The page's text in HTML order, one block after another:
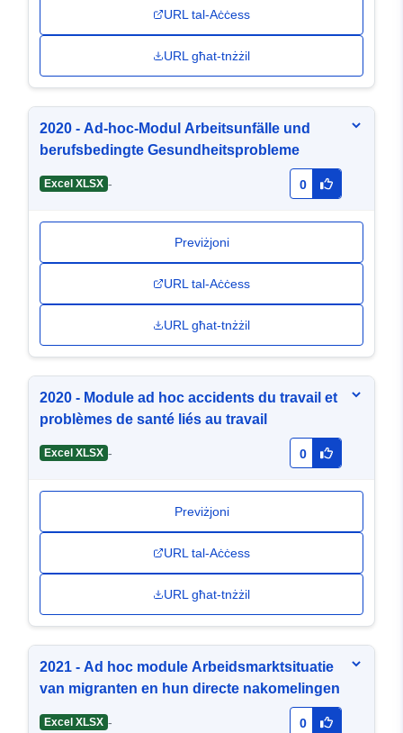
URL tal-Aċċess
URL għat-tnżżil
2020 - Ad-hoc-Modul Arbeitsunfälle und
berufsbedingte Gesundheitsprobleme
Excel XLSX - 0
Previżjoni
URL tal-Aċċess
URL għat-tnżżil
2020 - Module ad hoc accidents du travail et
problèmes de santé liés au travail
Excel XLSX - 0
Previżjoni
URL tal-Aċċess
URL għat-tnżżil
2021 - Ad hoc module Arbeidsmarktsituatie
van migranten en hun directe nakomelingen
Excel XLSX - 0